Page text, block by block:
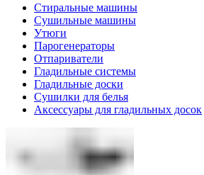
Стиральные машины
Сушильные машины
Утюги
Парогенераторы
Отпариватели
Гладильные системы
Гладильные доски
Сушилки для белья
Аксессуары для гладильных досок